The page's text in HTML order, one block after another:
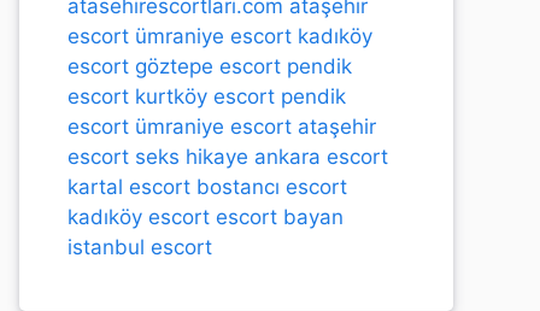
atasehirescortlari.com ataşehir
escort ümraniye escort kadıköy
escort göztepe escort pendik
escort kurtköy escort pendik
escort ümraniye escort ataşehir
escort seks hikaye ankara escort
kartal escort bostancı escort
kadıköy escort escort bayan
istanbul escort